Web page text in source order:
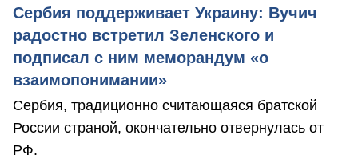
Сербия поддерживает Украину: Вучич
радостно встретил Зеленского и
подписал с ним меморандум «о
взаимопонимании»
Сербия, традиционно считающаяся братской
России страной, окончательно отвернулась от
РФ.